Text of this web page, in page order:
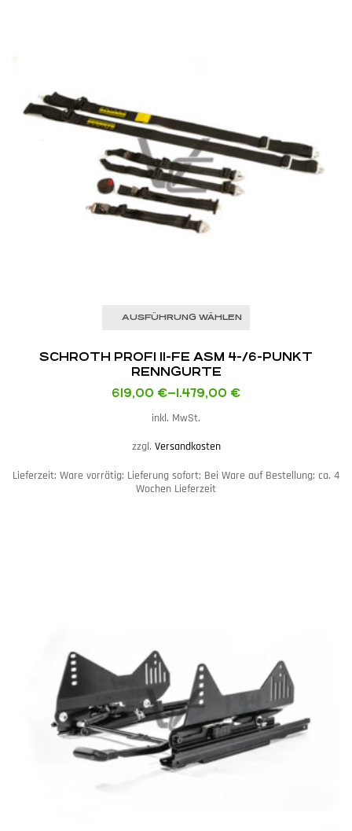
AUSFÜHRUNG WÄHLEN
SCHROTH PROFI II-FE ASM 4-/6-PUNKT
RENNGURTE
619,00 €–1.479,00 €
inkl. MwSt.
zzgl. Versandkosten
Lieferzeit: Ware vorrätig: Lieferung sofort; Bei Ware auf Bestellung; ca. 4
Wochen Lieferzeit